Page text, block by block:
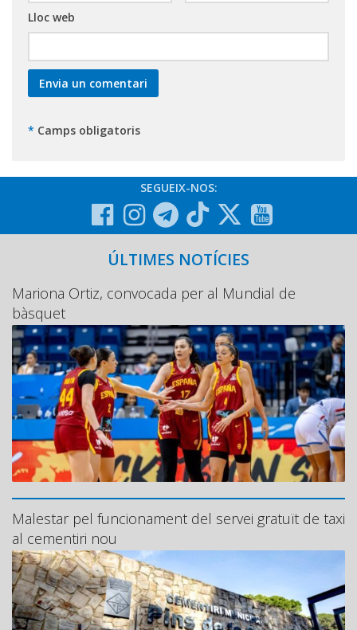
Lloc web
* Camps obligatoris
SEGUEIX-NOS:
ÚLTIMES NOTÍCIES
Mariona Ortiz, convocada per al Mundial de
bàsquet
Malestar pel funcionament del servei gratuït de taxi
al cementiri nou